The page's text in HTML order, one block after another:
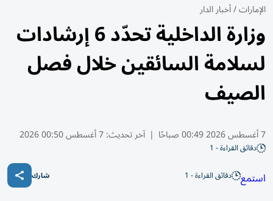
الإمارات/أخبار الدار
وزارة الداخلية تحدّد 6 إرشادات
لسلامة السائقين خلال فصل
الصيف
7 أغسطس 2026 00:49 صباحًا | آخر تحديث:7 أغسطس 00:50 2026
دقائق القراءة - 1
استمع دقائق القراءة - 1 شارك